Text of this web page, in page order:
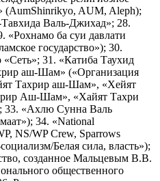
AUM, Aleph);
Валь-Джихад»; 28.
«Рохнамо ба суи давлати
государство»); 30.
«Сеть»; 31. «Катиба Таухид
аш-Шам» («Организация
Тахрир аш-Шам», «Хейят
Аш-Шам», «Хайят Тахри
«Ахлю Сунна Валь
34. «National
NS/WP Crew, Sparrows
Белая сила, власть»);
созданное Мальцевым В.В.
общественного